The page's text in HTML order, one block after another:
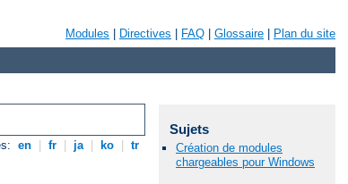
Modules Directives FAQ Glossaire Plan du site
en fr ja ko tr
Sujets
Création de modules
chargeables pour Windows